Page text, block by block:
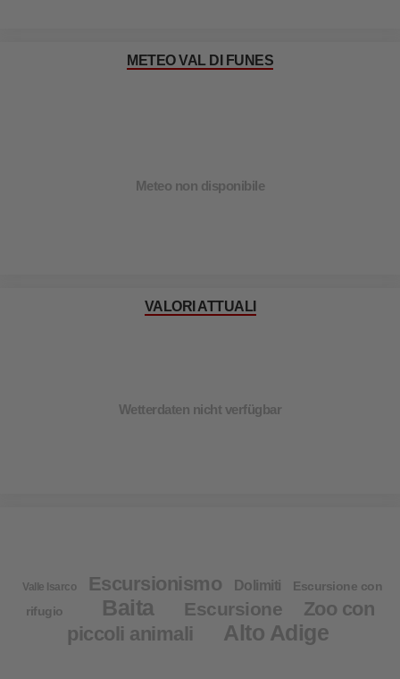
METEO VAL DI FUNES
Meteo non disponibile
VALORI ATTUALI
Wetterdaten nicht verfügbar
Valle Isarco Escursionismo Dolimiti
Escursione con
rifugio
Baita Escursione
Zoo con
piccoli animali
Alto Adige